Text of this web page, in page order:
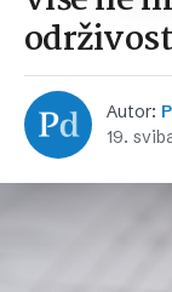
Autor:
19.